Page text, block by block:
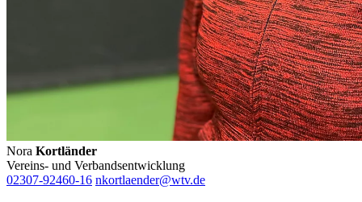
Nora Kortländer
Vereins- und Verbandsentwicklung
02307-92460-16 nkortlaender@wtv.de